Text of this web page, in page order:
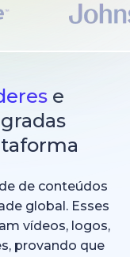
e
de conteúdos
global. Esses
vídeos, logos,
provando que